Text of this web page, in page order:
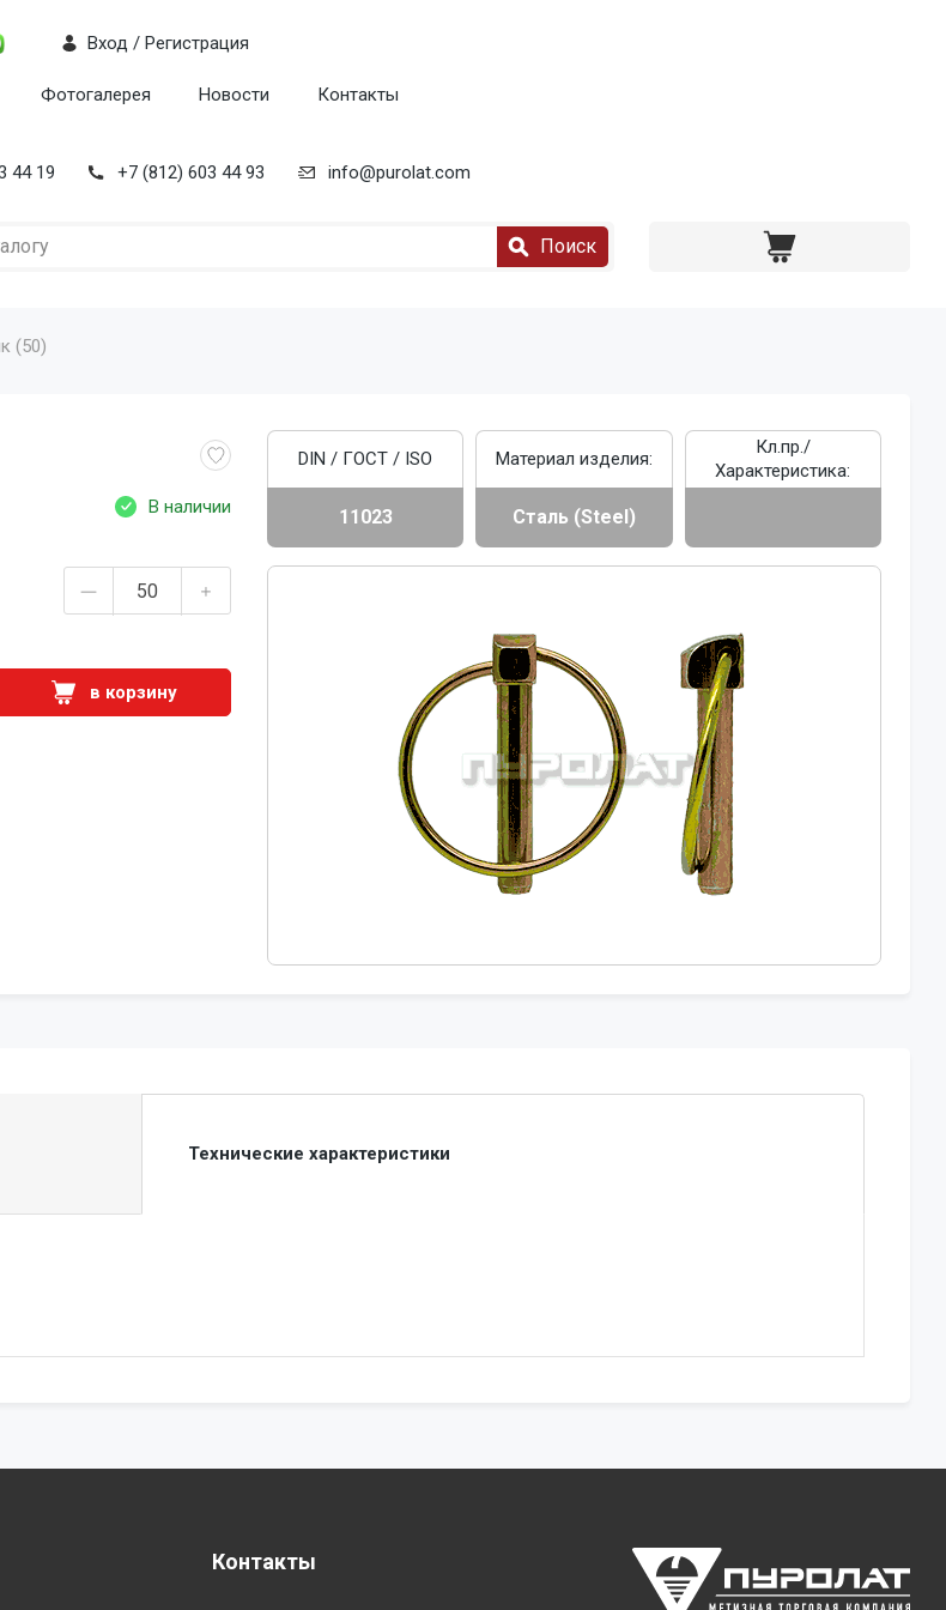
Фотогалерея Новости Контакты
Вход / Регистрация
44 19 +7 (812) 603 44 93 info@purolat.com
Поиск
(50)
В наличии
в корзину
DIN / ГОСТ / ISO
11023
Материал изделия:
Сталь (Steel)
Кл.пр./
Характеристика:
Технические характеристики
Контакты